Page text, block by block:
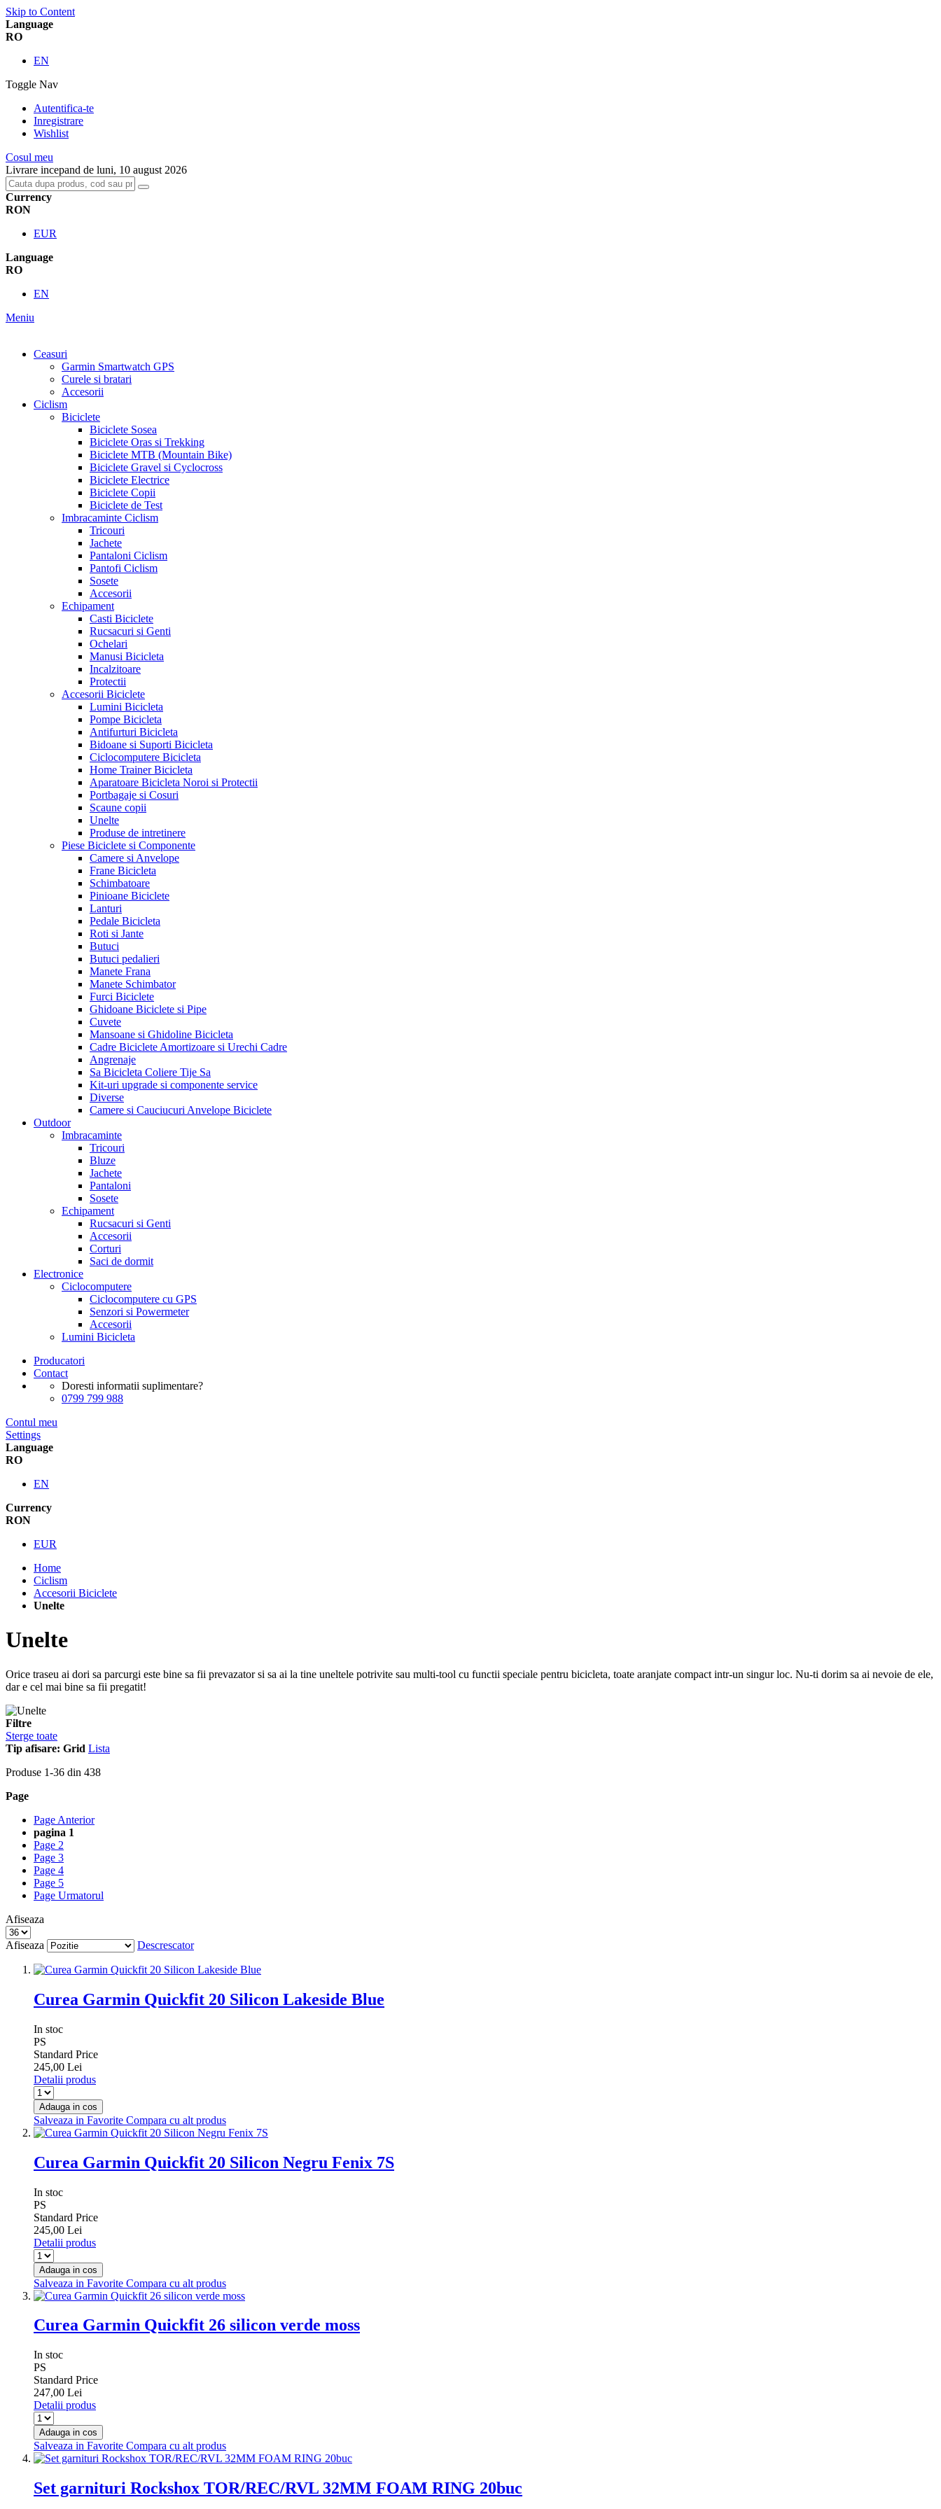
Skip to Content
Language
RO
EN
Toggle Nav
Autentifica-te
Inregistrare
Wishlist
Cosul meu
Livrare incepand de luni, 10 august 2026
Currency
RON
EUR
Language
RO
EN
Meniu
Ceasuri
Garmin Smartwatch GPS
Curele si bratari
Accesorii
Ciclism
Biciclete
Biciclete Sosea
Biciclete Oras si Trekking
Biciclete MTB (Mountain Bike)
Biciclete Gravel si Cyclocross
Biciclete Electrice
Biciclete Copii
Biciclete de Test
Imbracaminte Ciclism
Tricouri
Jachete
Pantaloni Ciclism
Pantofi Ciclism
Sosete
Accesorii
Echipament
Casti Biciclete
Rucsacuri si Genti
Ochelari
Manusi Bicicleta
Incalzitoare
Protectii
Accesorii Biciclete
Lumini Bicicleta
Pompe Bicicleta
Antifurturi Bicicleta
Bidoane si Suporti Bicicleta
Ciclocomputere Bicicleta
Home Trainer Bicicleta
Aparatoare Bicicleta Noroi si Protectii
Portbagaje si Cosuri
Scaune copii
Unelte
Produse de intretinere
Piese Biciclete si Componente
Camere si Anvelope
Frane Bicicleta
Schimbatoare
Pinioane Biciclete
Lanturi
Pedale Bicicleta
Roti si Jante
Butuci
Butuci pedalieri
Manete Frana
Manete Schimbator
Furci Biciclete
Ghidoane Biciclete si Pipe
Cuvete
Mansoane si Ghidoline Bicicleta
Cadre Biciclete Amortizoare si Urechi Cadre
Angrenaje
Sa Bicicleta Coliere Tije Sa
Kit-uri upgrade si componente service
Diverse
Camere si Cauciucuri Anvelope Biciclete
Outdoor
Imbracaminte
Tricouri
Bluze
Jachete
Pantaloni
Sosete
Echipament
Rucsacuri si Genti
Accesorii
Corturi
Saci de dormit
Electronice
Ciclocomputere
Ciclocomputere cu GPS
Senzori si Powermeter
Accesorii
Lumini Bicicleta
Producatori
Contact
Doresti informatii suplimentare?
0799 799 988
Contul meu
Settings
Language
RO
EN
Currency
RON
EUR
Home
Ciclism
Accesorii Biciclete
Unelte
Unelte
Orice traseu ai dori sa parcurgi este bine sa fii prevazator si sa ai la tine uneltele potrivite sau multi-tool cu functii speciale pentru bicicleta, toate aranjate compact intr-un singur loc. Nu-ti dorim sa ai nevoie de ele,
dar e cel mai bine sa fii pregatit!
Filtre
Sterge toate
Tip afisare: Grid Lista
Produse 1-36 din 438
Page
Page Anterior
pagina 1
Page 2
Page 3
Page 4
Page 5
Page Urmatorul
Afiseaza
Afiseaza Descrescator
Curea Garmin Quickfit 20 Silicon Lakeside Blue
In stoc
PS
Standard Price
245,00 Lei
Detalii produs
Adauga in cos
Salveaza in Favorite Compara cu alt produs
Curea Garmin Quickfit 20 Silicon Negru Fenix 7S
In stoc
PS
Standard Price
245,00 Lei
Detalii produs
Adauga in cos
Salveaza in Favorite Compara cu alt produs
Curea Garmin Quickfit 26 silicon verde moss
In stoc
PS
Standard Price
247,00 Lei
Detalii produs
Adauga in cos
Salveaza in Favorite Compara cu alt produs
Set garnituri Rockshox TOR/REC/RVL 32MM FOAM RING 20buc